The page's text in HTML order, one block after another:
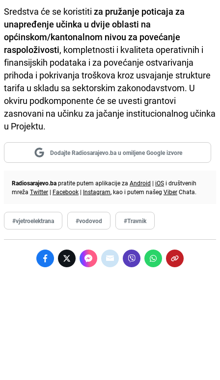
Sredstva će se koristiti za pružanje poticaja za
unapređenje učinka u dvije oblasti na
općinskom/kantonalnom nivou za povećanje
raspoloživosti, kompletnosti i kvaliteta operativnih i
finansijskih podataka i za povećanje ostvarivanja
prihoda i pokrivanja troškova kroz usvajanje strukture
tarifa u skladu sa sektorskim zakonodavstvom. U
okviru podkomponente će se uvesti grantovi
zasnovani na učinku za jačanje institucionalnog učinka
u Projektu.
Dodajte Radiosarajevo.ba u omiljene Google izvore
Radiosarajevo.bapratite putem aplikacije za Android | iOS i društvenih
mreža Twitter | Facebook | Instagram, kao i putem našeg ViberChata.
#vjetroelektrana #vodovod #Travnik